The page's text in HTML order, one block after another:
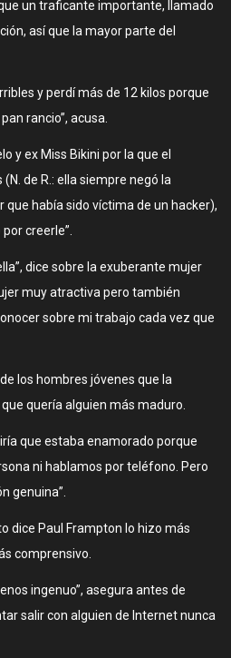
un traficante importante, llamado
así que la mayor parte del
y perdí más de 12 kilos porque
rancio”, acusa.
y ex Miss Bikini por la que el
de R.: ella siempre negó la
que había sido víctima de un hacker),
creerle”.
dice sobre la exuberante mujer
muy atractiva pero también
sobre mi trabajo cada vez que
los hombres jóvenes que la
quería alguien más maduro.
que estaba enamorado porque
ni hablamos por teléfono. Pero
genuina”.
dice Paul Frampton lo hizo más
comprensivo.
ingenuo”, asegura antes de
salir con alguien de Internet nunca